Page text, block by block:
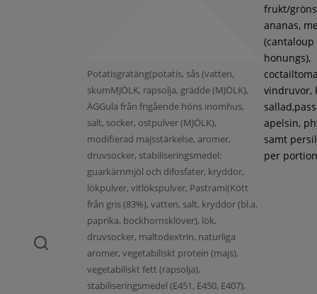
Potatisgratäng(potatis, sås (vatten,
skumMJÖLK, rapsolja, grädde (MJÖLK),
ÄGGula från frigående höns inomhus,
salt, socker, ostpulver (MJÖLK),
modifierad majsstärkelse, aromer,
druvsocker, stabiliseringsmedel:
guarkärnmjöl och difosfater, kryddor,
lökpulver, vitlökspulver, Pastrami(Kött
från gris (83%), vatten, salt, kryddor (bl.a.
paprika, bockhornsklöver), lök,
druvsocker, maltodextrin, naturliga
aromer, vegetabiliskt protein (majs),
vegetabiliskt fett (rapsolja),
stabiliseringsmedel (E451, E450, E407),
frukt/
ananas,
(cantaloup
honungs),
vindruvor,
apelsin,
samt
per